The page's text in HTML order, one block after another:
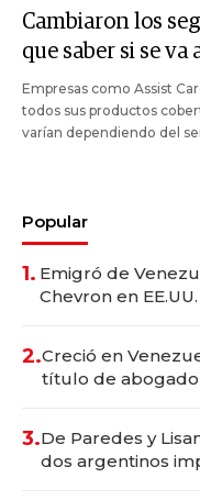
Cambiaron los
que saber si se va
Empresas como Assist
todos sus productos
varían dependiendo del
Popular
1. Emigró de
Chevron en
2.Creció en
título de
3.De Paredes y
dos argentinos